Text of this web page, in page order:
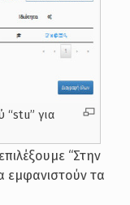
“stu” για
“Στην
εμφανιστούν τα